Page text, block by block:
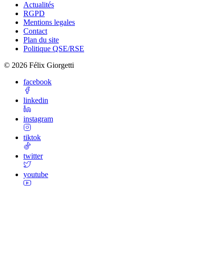
Actualités
RGPD
Mentions legales
Contact
Plan du site
Politique QSE/RSE
© 2026 Félix Giorgetti
facebook
linkedin
instagram
tiktok
twitter
youtube